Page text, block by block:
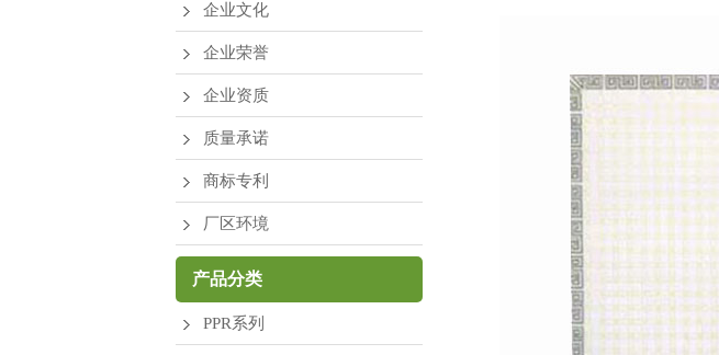
企业文化
企业荣誉
企业资质
质量承诺
商标专利
厂区环境
产品分类
PPR系列